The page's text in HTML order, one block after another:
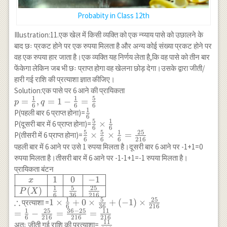
Probabity in Class 12th
Illustration:11.एक खेल में किसी व्यक्ति को एक न्य्याय पासे को उछालने के
बाद छः प्रकट होने पर एक रुपया मिलता है और अन्य कोई संख्या प्रकट होने पर
वह एक रुपया हार जाता है।एक व्यक्ति यह निर्णय लेता है,कि वह पासे को तीन बार
फेंकेगा लेकिन जब भी छः प्राप्त होगा वह खेलना छोड़ देगा।उसके द्वारा जीती/
हारी गई राशि की प्रत्याशा ज्ञात कीजिए।
Solution:एक पासे पर 6 आने की प्रायिकता
p=\frac{1}
{6}, q=1-
\frac{1}
{6}=\frac{5}
{6}
p = 6
1 , q = 1 − 6
1 = 6
5
P(पहली बार 6 प्राप्त होना)=\frac{1}
{6}
6
1
P(दूसरी बार में 6 प्राप्त होना)=\frac{5}
{6}
\times
\frac{1}
6
5 × 6
1
P(तीसरी में 6 प्राप्त होना)=\frac{5}{6}
\times
\frac{5}{6}
\frac{1}
{6}=\frac{25}
{216}
6
5 × 6
5 × 6
1 = 216
25
पहली बार में 6 आने पर उसे 1 रुपया मिलता है।दूसरी बार 6 आने पर -1+1=0
रुपया मिलता है।तीसरी बार में 6 आने पर -1-1+1=-1 रुपया मिलता है।
प्रायिकता बंटन
\begin{array}
{|c|c|c|c|}
\hline x & 1
& 0 & -1 \\
\hline P(X) &
x
P (X )
1
6
1
0
36
5
−1
216
25
\therefore
∴प्रत्याशा =1 \times
\frac{1}{6}+0
\times \frac{5}
1 × 6
1 + 0 × 36
5 + (−1) × 216
25
= 6
1 − 216
25 = 216
36−25 = 216
11
अतः जीती गई राशि की प्रत्याशा= 11